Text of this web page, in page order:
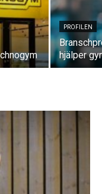
PROFILEN
hjälper